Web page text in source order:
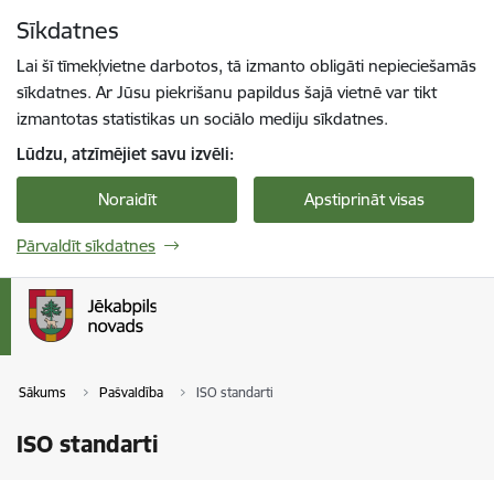
Sīkdatnes
Lai šī tīmekļvietne darbotos, tā izmanto obligāti nepieciešamās
sīkdatnes. Ar Jūsu piekrišanu papildus šajā vietnē var tikt
izmantotas statistikas un sociālo mediju sīkdatnes.
Lūdzu, atzīmējiet savu izvēli:
Noraidīt Apstiprināt visas
Pārvaldīt sīkdatnes
Sākums Pašvaldība ISO standarti
ISO standarti